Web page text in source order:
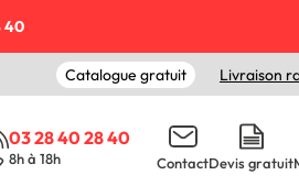
40
Catalogue gratuit Livraison
03 28 40 28 40
8h à 18h ContactDevis gratuit